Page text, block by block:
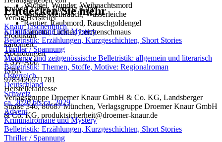
Wichtel, Wunder, Weihnachtsmord
Winter, Weihrauch, Wasserleiche
Rentier, Raubmord, Rauschgoldengel
Lametta, Lichter, Leichenschmaus
Kathrin Ziehn, Victoria Rabe
Verlag/Hersteller
Knaur Taschenbuch
Produktart
kartoniert
Abbildungen
1 SW-Abb.
ISBN
9783426571781
Herstelleradresse
Verlagsgruppe Droemer Knaur GmbH & Co. KG, Landsberger
Straße 346, 80687 München, Verlagsgruppe Droemer Knaur GmbH
& Co. KG, produktsicherheit@droemer-knaur.de
Entdecken Sie mehr
Kriminalromane und Mystery
Belletristik: Erzählungen, Kurzgeschichten, Short Stories
Thriller / Spannung
Moderne und zeitgenössische Belletristik: allgemein und literarisch
Belletristik: Themen, Stoffe, Motive: Regionalroman
Österreich
Deutschland
Schweiz
ca. 2020 bis ca. 2029
Advent
Kriminalromane und Mystery
Belletristik: Erzählungen, Kurzgeschichten, Short Stories
Thriller / Spannung